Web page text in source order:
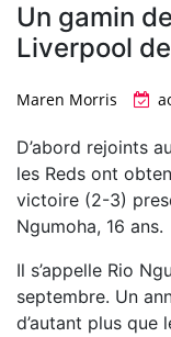
Un gamin
Liverpool
Maren Morris
D’abord rejoints
les Reds ont
victoire (2-3)
Ngumoha, 16 ans.
Il s’appelle Rio
septembre. Un
d’autant plus que